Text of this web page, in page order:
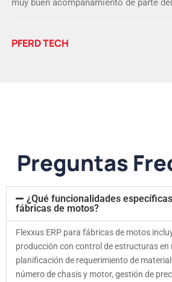
PFERD TECH
Preguntas
¿Qué funcionalidades
fábricas de motos?
Flexxus ERP para fábricas de motos
producción con control de estructuras en
planificación de requerimiento de
número de chasis y motor, gestión de